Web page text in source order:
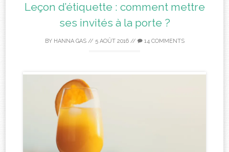
Leçon d’étiquette : comment mettre
ses invités à la porte ?
BY HANNA GAS// 5 AOÛT 2016// 14 COMMENTS